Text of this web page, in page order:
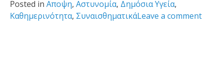
Posted in Αποψη, Αστυνομία, Δημόσια Υγεία,
Καθημερινότητα, ΣυναισθηματικάLeave a comment